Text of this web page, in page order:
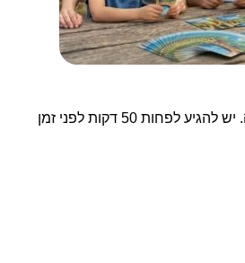
במתחם האירוע תיהנו מאווירה ספורטיבית וקהילתית, הכוללת: כיבוד קל למסיימים, מוזיקה מלווה, אזורי מנוחה מוצלים ותחנות שתייה. יש להגיע לפחות 50 דקות לפני זמן